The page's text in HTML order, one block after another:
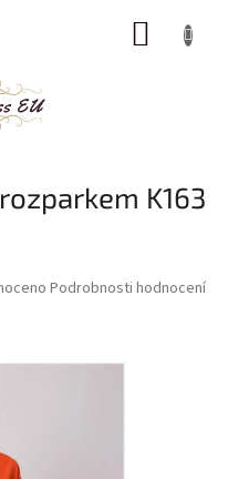
K163
Podrobnosti hodnocení